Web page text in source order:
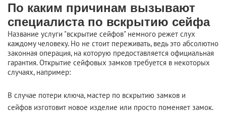
По каким причинам вызывают
специалиста по вскрытию сейфа
Название услуги "вскрытие сейфов" немного режет слух
каждому человеку. Но не стоит переживать, ведь это абсолютно
законная операция, на которую предоставляется официальная
гарантия. Открытие сейфовых замков требуется в некоторых
случаях, например:
В случае потери ключа, мастер по вскрытию замков и
сейфов изготовит новое изделие или просто поменяет замок.